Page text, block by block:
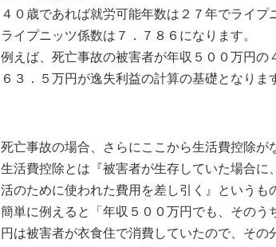
４０歳であれば就労可能年数は２７年でライ
ライプニッツ係数は７．７８６になります。
例えば、死亡事故の被害者が年収５００万円の
６３．５万円が逸失利益の計算の基礎となりま
死亡事故の場合、さらにここから生活費控除が
生活費控除とは『被害者が生存していた場合に
活のために使われた費用を差し引く』というも
簡単に例えると「年収５００万円でも、そのう
円は被害者が衣食住で消費していたので、その